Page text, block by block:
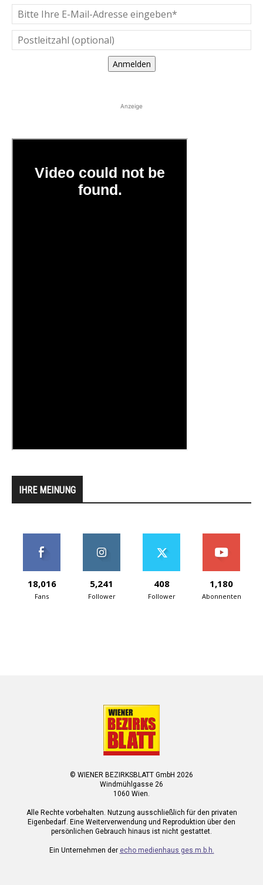
Anmelden
Anzeige
IHRE MEINUNG
18,016
Fans
5,241
Follower
408
Follower
1,180
Abonnenten
© WIENER BEZIRKSBLATT GmbH 2026
Windmühlgasse 26
1060 Wien.
Alle Rechte vorbehalten. Nutzung ausschließlich für den privaten
Eigenbedarf. Eine Weiterverwendung und Reproduktion über den
persönlichen Gebrauch hinaus ist nicht gestattet.
Ein Unternehmen der echo medienhaus ges.m.b.h.